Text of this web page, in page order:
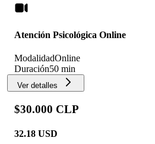
Atención Psicológica Online
ModalidadOnline
Duración50 min
Ver detalles
$30.000 CLP
32.18 USD